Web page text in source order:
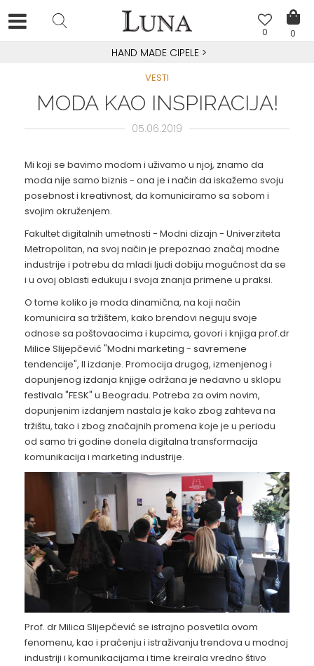
0
0
HAND MADE CIPELE >
VESTI
MODA KAO INSPIRACIJA!
05.06.2019
Mi koji se bavimo modom i uživamo u njoj, znamo da
moda nije samo biznis - ona je i način da iskažemo svoju
posebnost i kreativnost, da komuniciramo sa sobom i
svojim okruženjem.
Fakultet digitalnih umetnosti - Modni dizajn - Univerziteta
Metropolitan, na svoj način je prepoznao značaj modne
industrije i potrebu da mladi ljudi dobiju mogućnost da se
i u ovoj oblasti edukuju i svoja znanja primene u praksi.
O tome koliko je moda dinamična, na koji način
komunicira sa tržištem, kako brendovi neguju svoje
odnose sa poštovaocima i kupcima, govori i knjiga prof.dr
Milice Slijepčević "Modni marketing - savremene
tendencije", II izdanje. Promocija drugog, izmenjenog i
dopunjenog izdanja knjige održana je nedavno u sklopu
festivala "FESK" u Beogradu. Potreba za ovim novim,
dopunjenim izdanjem nastala je kako zbog zahteva na
tržištu, tako i zbog značajnih promena koje je u periodu
od samo tri godine donela digitalna transformacija
komunikacija i marketing industrije.
Prof. dr Milica Slijepčević se istrajno posvetila ovom
fenomenu, kao i praćenju i istraživanju trendova u modnoj
industriji i komunikacijama i time kreirala vredno štivo